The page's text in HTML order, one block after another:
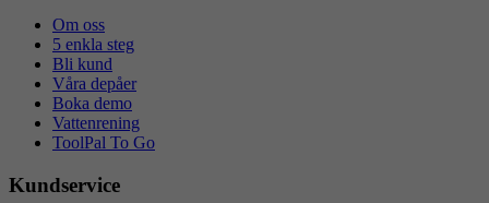
Om oss
5 enkla steg
Bli kund
Våra depåer
Boka demo
Vattenrening
ToolPal To Go
Kundservice